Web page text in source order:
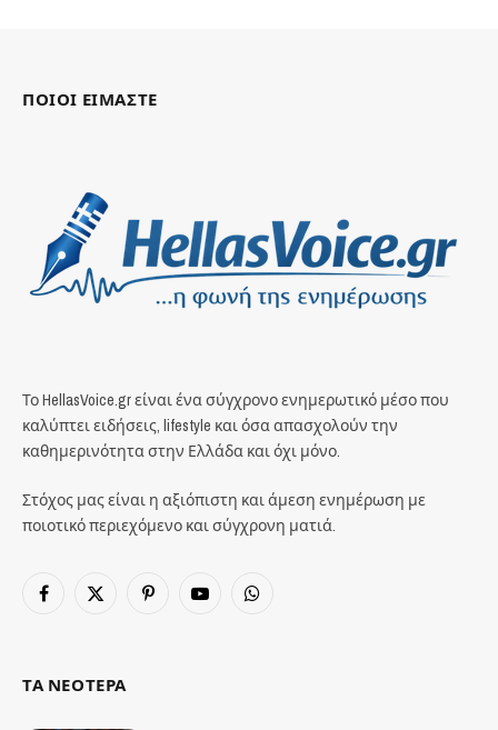
ΠΟΙΟΙ ΕΙΜΑΣΤΕ
Το HellasVoice.gr είναι ένα σύγχρονο ενημερωτικό μέσο που
καλύπτει ειδήσεις, lifestyle και όσα απασχολούν την
καθημερινότητα στην Ελλάδα και όχι μόνο.
Στόχος μας είναι η αξιόπιστη και άμεση ενημέρωση με
ποιοτικό περιεχόμενο και σύγχρονη ματιά.
Facebook
X
PinterestYouTubeWhatsApp
ΤΑ ΝΕΟΤΕΡΑ